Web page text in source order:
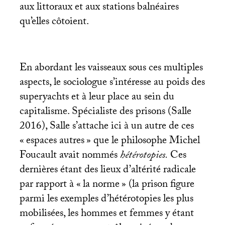
aux littoraux et aux stations balnéaires
qu’elles côtoient.
En abordant les vaisseaux sous ces multiples
aspects, le sociologue s’intéresse au poids des
superyachts et à leur place au sein du
capitalisme. Spécialiste des prisons (Salle
2016), Salle s’attache ici à un autre de ces
«espaces autres» que le philosophe Michel
Foucault avait nomméshétérotopies. Ces
dernières étant des lieux d’altérité radicale
par rapport à «la norme» (la prison figure
parmi les exemples d’hétérotopies les plus
mobilisées, les hommes et femmes y étant